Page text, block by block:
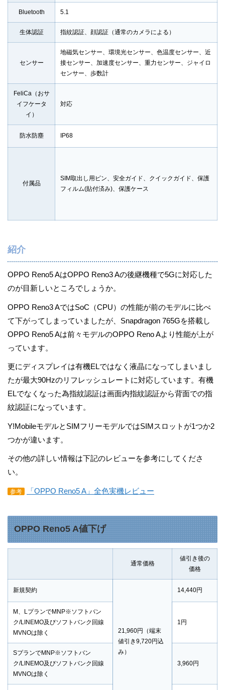
Bluetooth 5.1
生体認証 指紋認証、顔認証（通常のカメラによる）
センサー
地磁気センサー、環境光センサー、色温度センサー、近
接センサー、加速度センサー、重力センサー、ジャイロ
センサー、歩数計
FeliCa（おサ
イフケータ
イ）
対応
防水防塵 IP68
付属品
SIM取出し用ピン、安全ガイド、クイックガイド、保護
フィルム(貼付済み)、保護ケース
紹介
OPPO Reno5 AはOPPO Reno3 Aの後継機種で5Gに対応した
のが目新しいところでしょうか。
OPPO Reno3 AではSoC（CPU）の性能が前のモデルに比べ
て下がってしまっていましたが、Snapdragon 765Gを搭載し
OPPO Reno5 Aは前々モデルのOPPO Reno Aより性能が上が
っています。
更にディスプレイは有機ELではなく液晶になってしまいまし
たが最大90Hzのリフレッシュレートに対応しています。有機
ELでなくなった為指紋認証は画面内指紋認証から背面での指
紋認証になっています。
Y!MobileモデルとSIMフリーモデルではSIMスロットが1つか2
つかが違います。
その他の詳しい情報は下記のレビューを参考にしてくださ
い。
参考 「OPPO Reno5 A」全色実機レビュー
OPPO Reno5 A値下げ
通常価格
値引き後の
価格
新規契約
21,960円（端末
値引き9,720円込
み）
14,440円
M、LプランでMNP※ソフトバン
ク/LINEMO及びソフトバンク回線
MVNOは除く
1円
SプランでMNP※ソフトバン
ク/LINEMO及びソフトバンク回線
MVNOは除く
3,960円